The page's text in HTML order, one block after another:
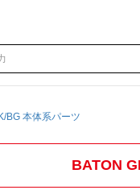
BG 本体系パーツ
BATON